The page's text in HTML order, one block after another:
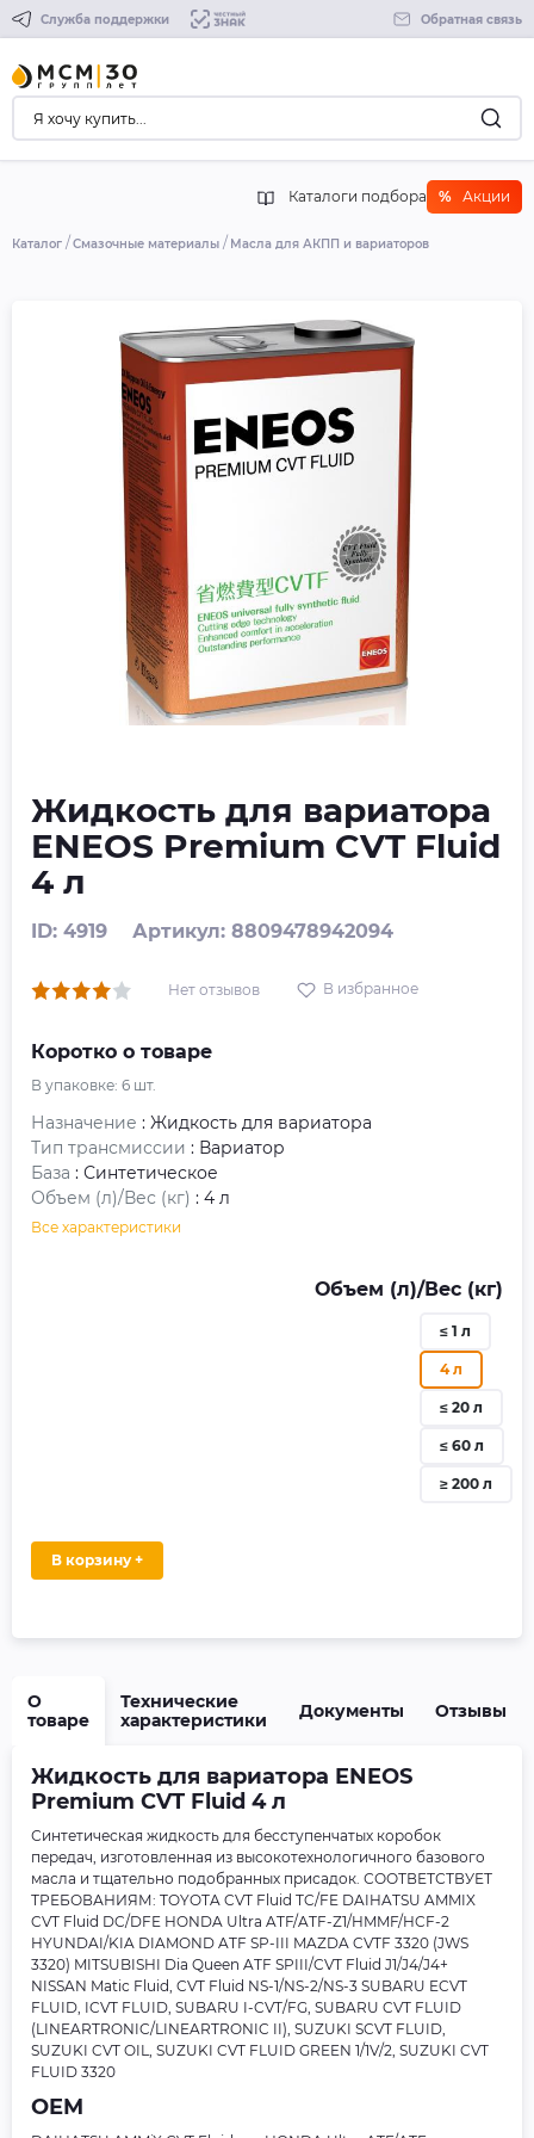
Служба поддержки Обратная связь
Каталоги подбора % Акции
Каталог Смазочные материалы Масла для АКПП и вариаторов
Жидкость для вариатора
ENEOS Premium CVT Fluid
4 л
ID: 4919 Артикул: 8809478942094
Нет отзывов В избранное
Коротко о товаре
В упаковке: 6 шт.
Назначение : Жидкость для вариатора
Тип трансмиссии : Вариатор
База : Синтетическое
Объем (л)/Вес (кг) : 4 л
Все характеристики
Объем (л)/Вес (кг)
≤ 1 л
4 л
≤ 20 л
≤ 60 л
≥ 200 л
В корзину +
О
товаре
Технические
характеристики
Документы Отзывы
Жидкость для вариатора ENEOS
Premium CVT Fluid 4 л
Синтетическая жидкость для бесступенчатых коробок
передач, изготовленная из высокотехнологичного базового
масла и тщательно подобранных присадок. СООТВЕТСТВУЕТ
ТРЕБОВАНИЯМ: TOYOTA CVT Fluid TC/FE DAIHATSU AMMIX
CVT Fluid DC/DFE HONDA Ultra ATF/ATF-Z1/HMMF/HCF-2
HYUNDAI/KIA DIAMOND ATF SP-III MAZDA CVTF 3320 (JWS
3320) MITSUBISHI Dia Queen ATF SPIII/CVT Fluid J1/J4/J4+
NISSAN Matic Fluid, CVT Fluid NS-1/NS-2/NS-3 SUBARU ECVT
FLUID, ICVT FLUID, SUBARU I-CVT/FG, SUBARU CVT FLUID
(LINEARTRONIC/LINEARTRONIC II), SUZUKI SCVT FLUID,
SUZUKI CVT OIL, SUZUKI CVT FLUID GREEN 1/1V/2, SUZUKI CVT
FLUID 3320
OEM